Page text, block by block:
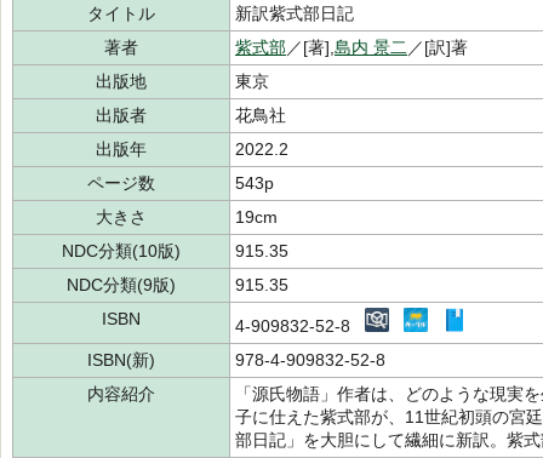
タイトル
新訳紫式部日記
著者
紫式部／[著], 島内 景二 ／[訳]著
出版地
東京
出版者
花鳥社
出版年
2022.2
ページ数
543p
大きさ
19cm
NDC分類(10版)
915.35
NDC分類(9版)
915.35
ISBN
4-909832-52-8
ISBN(新)
978-4-909832-52-8
内容紹介
「源氏物語」作者は、どのような現実
子に仕えた紫式部が、11世紀初頭の宮
部日記」を大胆にして繊細に新訳。紫